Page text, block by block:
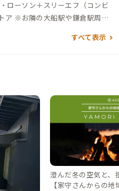
ローソン＋スリーエフ（コンビ
ア ※お隣の大船駅や鎌倉駅周辺
すべて表示
澄んだ冬の空気と、
【家守さんからの